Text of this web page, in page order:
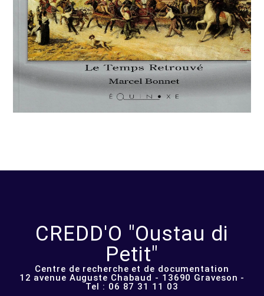
CREDD'O "Oustau di
Petit"
Centre de recherche et de documentation
12 avenue Auguste Chabaud - 13690 Graveson -
Tel : 06 87 31 11 03